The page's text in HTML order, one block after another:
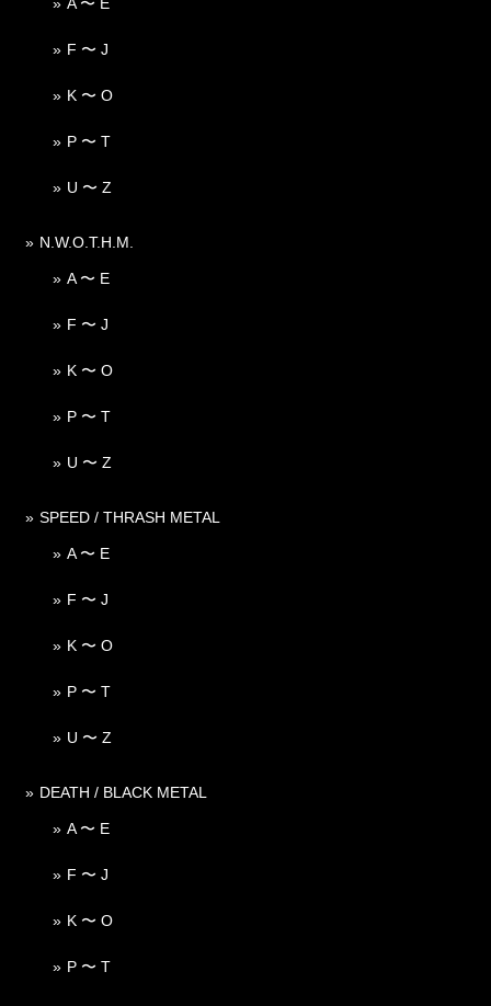
F 〜 J
K 〜 O
P 〜 T
U 〜 Z
N.W.O.T.H.M.
A 〜 E
F 〜 J
K 〜 O
P 〜 T
U 〜 Z
SPEED / THRASH METAL
A 〜 E
F 〜 J
K 〜 O
P 〜 T
U 〜 Z
DEATH / BLACK METAL
A 〜 E
F 〜 J
K 〜 O
P 〜 T